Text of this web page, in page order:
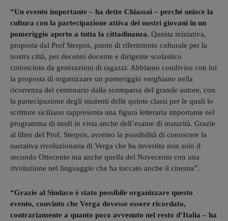
“Un evento importante – ha detto Chiassai – perché unisce la
cultura con la partecipazione attiva dei nostri giovani in un
pomeriggio aperto a tutta la cittadinanza. Questa iniziativa,
proposta dal Prof Sterpos, punto di riferimento culturale per la
nostra città, per decenni docente e dirigente scolastico
conosciuto da generazioni di ragazzi. Abbiamo condiviso con lui
la proposta di organizzare un pomeriggio verghiano nella
ricorrenza del centenario dalla scomparsa del grande autore, con
la partecipazione degli studenti delle quinte classi per le quali lo
scrittore siciliano rappresenta una figura letteraria importante nel
programma di studi in vista anche dell’esame di maturità. Grazie
al libro del Prof. Sterpos, avremo la possibilità di conoscere la
narrativa rivoluzionaria di Verga che ha investito non solo il
secondo Ottocento ma anche quella del Novecento con una
rivoluzione nel linguaggio che ha toccato anche il cinema”.
“Grazie al Sindaco è stato possibile organizzare questo
evento, convinto che Verga dovesse essere ricordato,
contrariamente a quanto poco avvenuto nel resto d’Italia – ha